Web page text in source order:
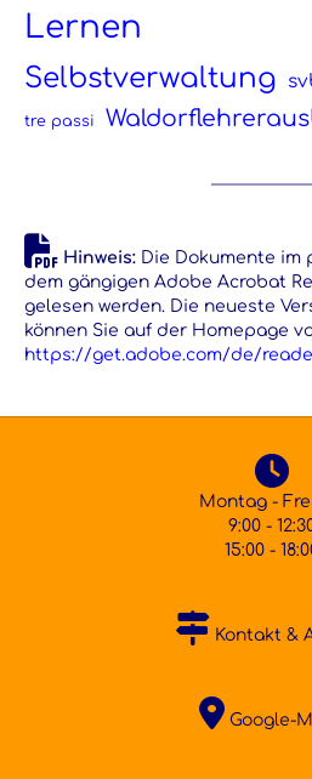
Lernen
Selbstverwaltung
tre passi
Hinweis: Die Dokumente im
dem gängigen Adobe Acrobat
gelesen werden. Die neueste
können Sie auf der Homepage
https://get.adobe.com/de/
Montag -
9:00 -
15:00 -
Kontakt &
Google-